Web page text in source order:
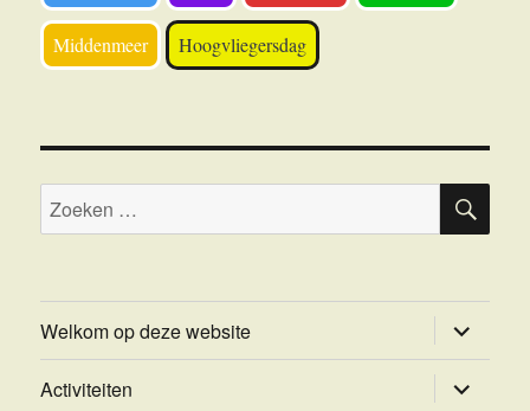
Middenmeer Hoogvliegersdag
Zoeken
naar:
Welkom op deze website submenu
Activiteiten
submenu